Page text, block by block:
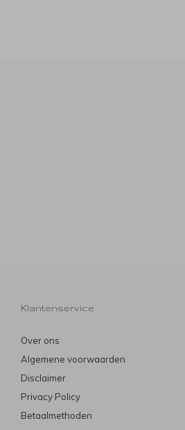
Klantenservice
Over ons
Algemene voorwaarden
Disclaimer
Privacy Policy
Betaalmethoden